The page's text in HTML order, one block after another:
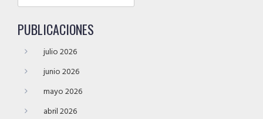
PUBLICACIONES
julio 2026
junio 2026
mayo 2026
abril 2026